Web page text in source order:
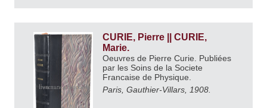
CURIE, Pierre || CURIE,
Marie.
Oeuvres de Pierre Curie. Publiées
par les Soins de la Societe
Francaise de Physique.
Paris, Gauthier-Villars, 1908.